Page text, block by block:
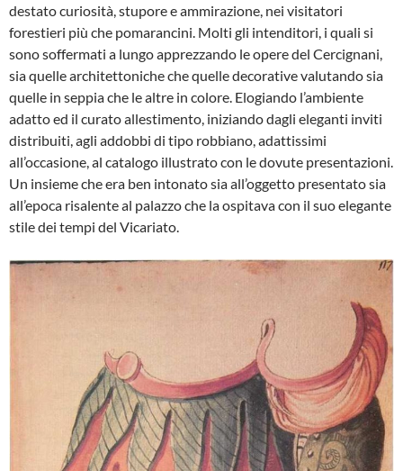
desta­to curiosità, stupore e ammirazione, nei visitatori
forestieri più che pomarancini. Molti gli intenditori, i quali si
sono soffermati a lungo apprezzando le opere del Cercignani,
sia quelle ar­chitettoniche che quelle decorative valutando sia
quelle in seppia che le altre in colore. Elogiando l’ambiente
adatto ed il cu­rato allestimento, iniziando dagli ele­ganti inviti
distribuiti, agli addobbi di tipo robbiano, adattissimi
all’occasio­ne, al catalogo illustrato con le dovu­te presentazioni.
Un insieme che era ben intonato sia all’oggetto presenta­to sia
all’epoca risalente al palazzo che la ospitava con il suo elegante
sti­le dei tempi del Vicariato.